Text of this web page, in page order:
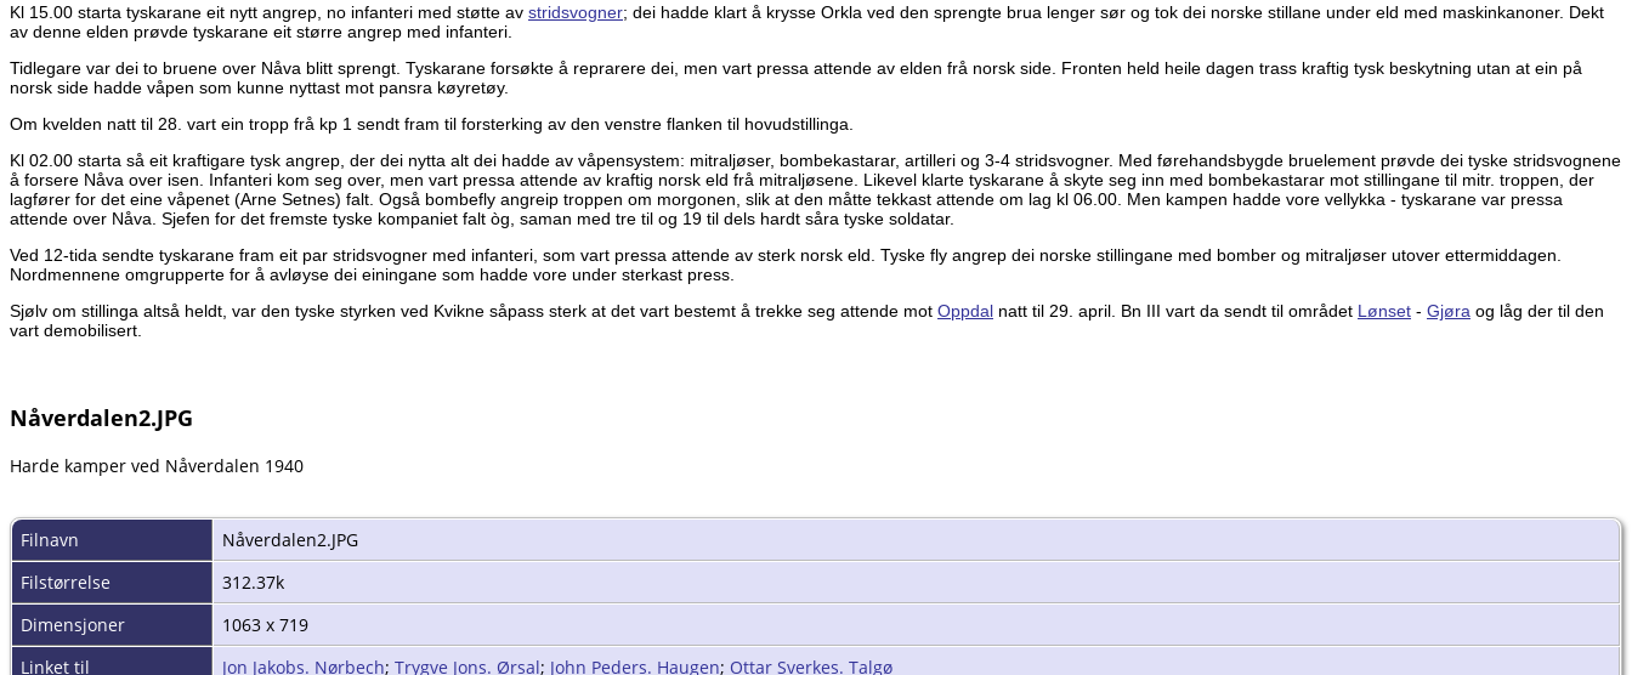
Kl 15.00 starta tyskarane eit nytt angrep, no infanteri med støtte av stridsvogner; dei hadde klart å krysse Orkla ved den sprengte brua lenger sør og tok dei norske stillane under eld med maskinkanoner. Dekt
av denne elden prøvde tyskarane eit større angrep med infanteri.
Tidlegare var dei to bruene over Nåva blitt sprengt. Tyskarane forsøkte å reprarere dei, men vart pressa attende av elden frå norsk side. Fronten held heile dagen trass kraftig tysk beskytning utan at ein på
norsk side hadde våpen som kunne nyttast mot pansra køyretøy.
Om kvelden natt til 28. vart ein tropp frå kp 1 sendt fram til forsterking av den venstre flanken til hovudstillinga.
Kl 02.00 starta så eit kraftigare tysk angrep, der dei nytta alt dei hadde av våpensystem: mitraljøser, bombekastarar, artilleri og 3-4 stridsvogner. Med førehandsbygde bruelement prøvde dei tyske stridsvognene
å forsere Nåva over isen. Infanteri kom seg over, men vart pressa attende av kraftig norsk eld frå mitraljøsene. Likevel klarte tyskarane å skyte seg inn med bombekastarar mot stillingane til mitr. troppen, der
lagfører for det eine våpenet (Arne Setnes) falt. Også bombefly angreip troppen om morgonen, slik at den måtte tekkast attende om lag kl 06.00. Men kampen hadde vore vellykka - tyskarane var pressa
attende over Nåva. Sjefen for det fremste tyske kompaniet falt òg, saman med tre til og 19 til dels hardt såra tyske soldatar.
Ved 12-tida sendte tyskarane fram eit par stridsvogner med infanteri, som vart pressa attende av sterk norsk eld. Tyske fly angrep dei norske stillingane med bomber og mitraljøser utover ettermiddagen.
Nordmennene omgrupperte for å avløyse dei einingane som hadde vore under sterkast press.
Sjølv om stillinga altså heldt, var den tyske styrken ved Kvikne såpass sterk at det vart bestemt å trekke seg attende mot Oppdal natt til 29. april. Bn III vart da sendt til området Lønset - Gjøra og låg der til den
vart demobilisert.
Nåverdalen2.JPG
Harde kamper ved Nåverdalen 1940
Filnavn
Nåverdalen2.JPG
Filstørrelse
312.37k
Dimensjoner
1063 x 719
Linket til
Jon Jakobs. Nørbech; Trygve Jons. Ørsal; John Peders. Haugen; Ottar Sverkes. Talgø